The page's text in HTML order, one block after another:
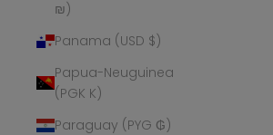
₪)
Panama (USD $)
Papua-Neuguinea
(PGK K)
Paraguay (PYG ₲)